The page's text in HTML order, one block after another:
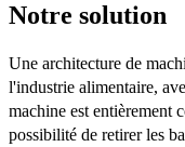
Notre solution
Une architecture de
l'industrie alimentaire,
machine est entièrement
possibilité de retirer les